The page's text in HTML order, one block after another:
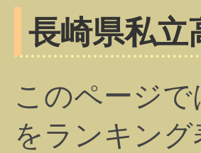
長崎県私立
このページ
をランキン